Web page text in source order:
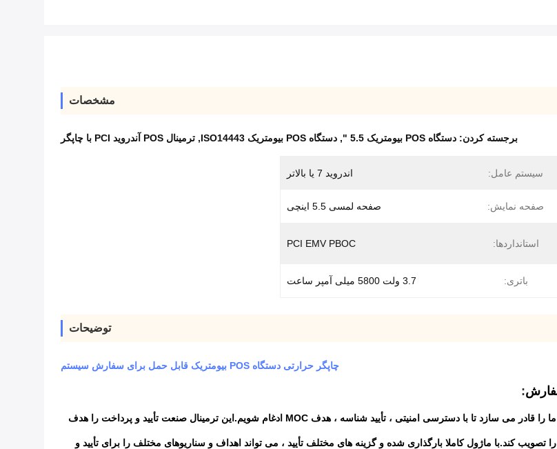
مشخصات
برجسته کردن: دستگاه POS بیومتریک 5.5 " , دستگاه POS بیومتریک ISO14443 , ترمینال POS آندروید PCI با چاپگر
سیستم عامل: اندروید 7 یا بالاتر
صفحه نمایش: صفحه لمسی 5.5 اینچی
استانداردها: PCI EMV PBOC
باتری: 3.7 ولت 5800 میلی آمپر ساعت
توضیحات
چاپگر حرارتی دستگاه POS بیومتریک قابل حمل برای سفارش سیستم
:
WCT-S6 یک ترمینال قدرتمند با شناسه ، رگ و ماژول تشخیص چهره است که ما را قادر می سازد تا با دسترسی امنیتی ، تأیید شناسه ، هدف MOC ادغام شویم.این ترمینال صنعت تأیید و پرداخت را هدف
WCT-S6 همچنین با عنصر امن تعبیه شده است تا بتواند گواهینامه EMV و PCI را تصویب کند.با ماژول کاملا بارگذاری شده و گزینه های مختلف تأیید ، می تواند اهداف و سناریوهای مختلف را برای تأیید و